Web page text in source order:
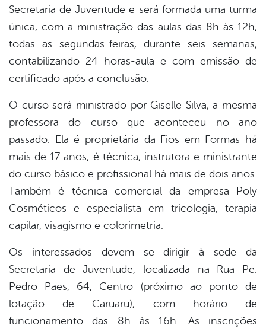
Secretaria de Juventude e será formada uma turma
única, com a ministração das aulas das 8h às 12h,
todas as segundas-feiras, durante seis semanas,
contabilizando 24 horas-aula e com emissão de
certificado após a conclusão.
O curso será ministrado por Giselle Silva, a mesma
professora do curso que aconteceu no ano
passado. Ela é proprietária da Fios em Formas há
mais de 17 anos, é técnica, instrutora e ministrante
do curso básico e profissional há mais de dois anos.
Também é técnica comercial da empresa Poly
Cosméticos e especialista em tricologia, terapia
capilar, visagismo e colorimetria.
Os interessados devem se dirigir à sede da
Secretaria de Juventude, localizada na Rua Pe.
Pedro Paes, 64, Centro (próximo ao ponto de
lotação de Caruaru), com horário de
funcionamento das 8h às 16h. As inscrições